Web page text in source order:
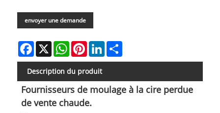
envoyer une demande
Facebook
X WhatsAppPinterestLinkedIn
Description du produit
Fournisseurs de moulage à la cire perdue
de vente chaude.